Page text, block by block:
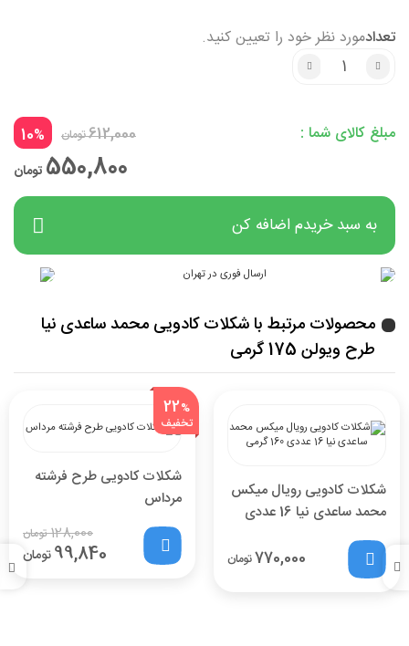
تعدادمورد نظر خود را تعیین کنید.
مبلغ کالای شما : 612,000تومان %
10
550,800 تومان
به سبد خریدم اضافه کن
محصولات مرتبط با شکلات کادویی محمد ساعدی نیا
طرح ویولن 175 گرمی
شکلات کادویی رویال میکس
محمد ساعدی نیا 16 عددی
160 گرمی
770,000تومان
شکلات کادویی طرح فرشته
مرداس
128,000تومان
99,840تومان
%
22
تخفیف